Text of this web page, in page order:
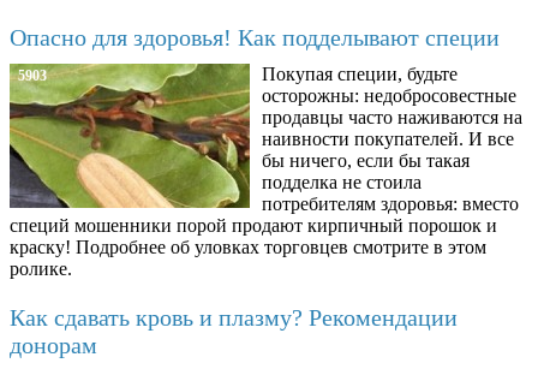
Опасно для здоровья! Как подделывают специи
5903
Покупая специи, будьте
осторожны: недобросовестные
продавцы часто наживаются на
наивности покупателей. И все
бы ничего, если бы такая
подделка не стоила
потребителям здоровья: вместо
специй мошенники порой продают кирпичный порошок и
краску! Подробнее об уловках торговцев смотрите в этом
ролике.
Как сдавать кровь и плазму? Рекомендации
донорам